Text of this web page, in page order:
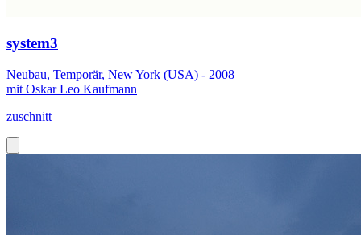
system3
Neubau, Temporär, New York (USA) - 2008
mit Oskar Leo Kaufmann
zuschnitt